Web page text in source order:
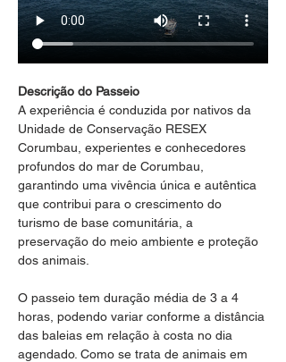
Descrição do Passeio
A experiência é conduzida por nativos da
Unidade de Conservação RESEX
Corumbau, experientes e conhecedores
profundos do mar de Corumbau,
garantindo uma vivência única e autêntica
que contribui para o crescimento do
turismo de base comunitária, a
preservação do meio ambiente e proteção
dos animais.
O passeio tem duração média de 3 a 4
horas, podendo variar conforme a distância
das baleias em relação à costa no dia
agendado. Como se trata de animais em